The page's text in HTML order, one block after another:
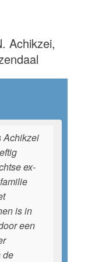
Achikzei,
Achikzei
ex-
is in
een
de